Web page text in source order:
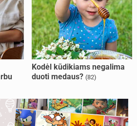
Kodėl kūdikiams negalima
duoti medaus? (82)